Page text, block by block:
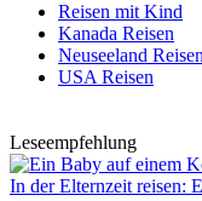
Reisen mit Kind
Kanada Reisen
Neuseeland Reisen
USA Reisen
Leseempfehlung
In der Elternzeit reisen: